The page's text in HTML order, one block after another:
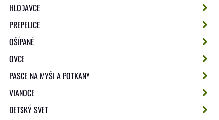
HLODAVCE
PREPELICE
OŠÍPANÉ
OVCE
PASCE NA MYŠI A POTKANY
VIANOCE
DETSKÝ SVET